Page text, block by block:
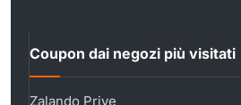
Coupon dai negozi più visitati
Zalando Prive